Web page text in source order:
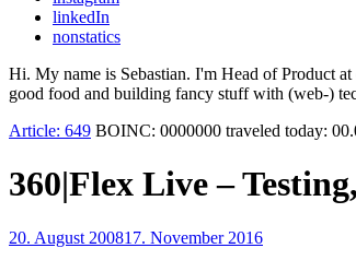
linkedIn
nonstatics
Hi. My name is Sebastian. I'm Head of Product
good food and building fancy stuff with (web-)
Article: 649 BOINC: 0000000 traveled today:
360|Flex Live –
20. August 200817. November 2016